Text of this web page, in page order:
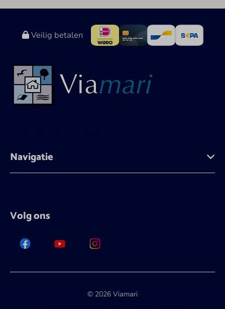
Veilig betalen
Navigatie
Volg ons
© 2026 Viamari